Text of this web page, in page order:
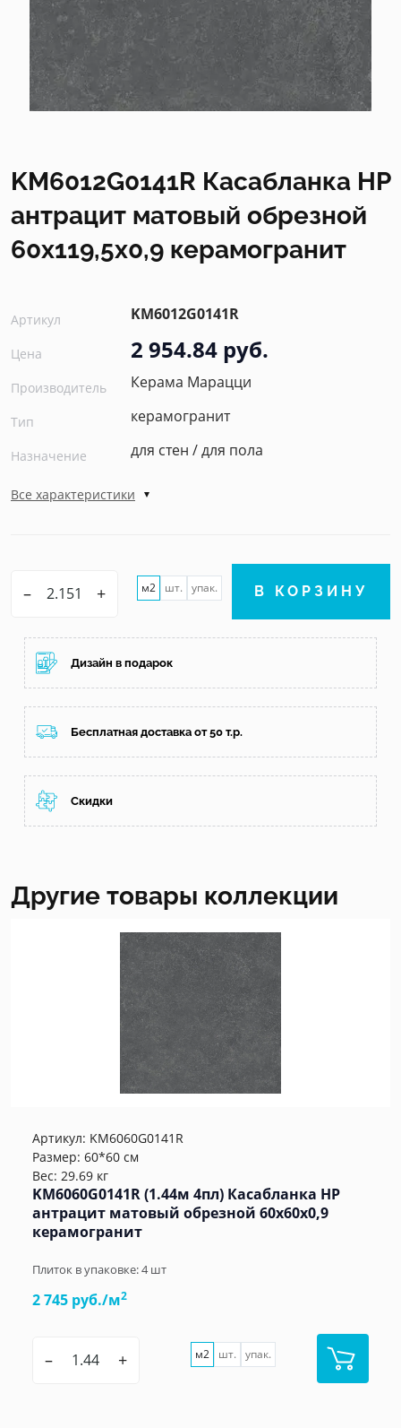
KM6012G0141R Касабланка HP
антрацит матовый обрезной
60x119,5x0,9 керамогранит
Артикул KM6012G0141R
Цена 2 954.84 руб.
Производитель Керама Марацци
Тип керамогранит
Назначение для стен / для пола
Все характеристики
– + м2 шт. упак. В КОРЗИНУ
Дизайн в подарок
Бесплатная доставка от 50 т.р.
Скидки
Другие товары коллекции
Артикул: KM6060G0141R
Размер: 60*60 см
Вес: 29.69 кг
KM6060G0141R (1.44м 4пл) Касабланка HP
антрацит матовый обрезной 60x60x0,9
керамогранит
Плиток в упаковке:4шт
2 745 руб./м2
– + м2 шт. упак.